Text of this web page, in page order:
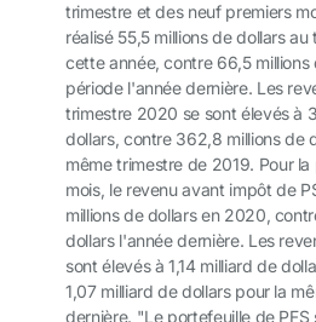
trimestre et des neuf premiers
réalisé 55,5 millions de dollars
cette année, contre 66,5 millions
période l'année dernière. Les
trimestre 2020 se sont élevés à
dollars, contre 362,8 millions de
même trimestre de 2019. Pour
mois, le revenu avant impôt de
millions de dollars en 2020,
dollars l'année dernière. Les
sont élevés à 1,14 milliard de
1,07 milliard de dollars pour la
dernière. "Le portefeuille de PFS